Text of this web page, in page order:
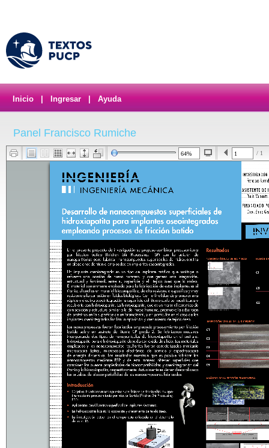
Inicio Ingresar Ayuda
Panel Francisco Rumiche
/ 1